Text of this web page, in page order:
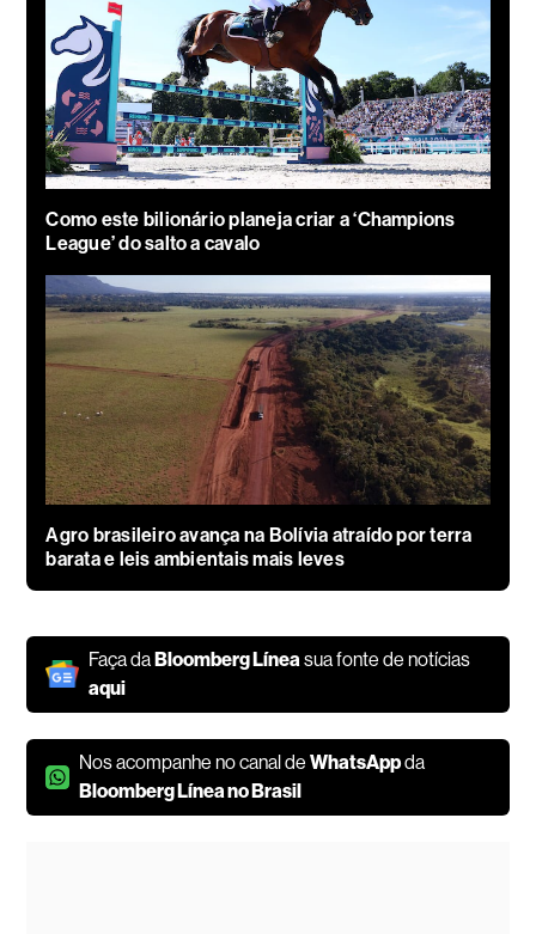
Como este bilionário planeja criar a ‘Champions
League’ do salto a cavalo
Agro brasileiro avança na Bolívia atraído por terra
barata e leis ambientais mais leves
Faça daBloomberg Línea sua fonte de notícias
aqui
Nos acompanhe no canal deWhatsAppda
Bloomberg Línea no Brasil